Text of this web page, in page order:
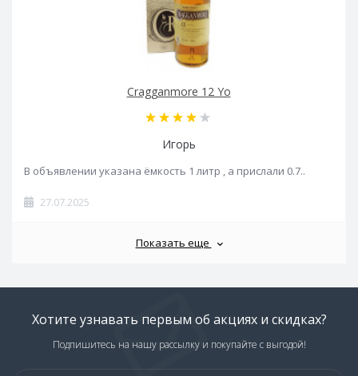
Cragganmore 12 Yo
Игорь
В объявлении указана ёмкость 1 литр , а прислали 0.7..
27.07.2025
Показать еще
Хотите узнавать первым об акциях и скидках?
Подпишитесь на нашу рассылку и покупайте с выгодой!